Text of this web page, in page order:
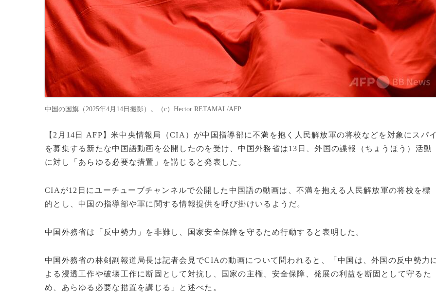
中国の国旗（2025年4月14日撮影）。（c）Hector RETAMAL/AFP
【2月14日 AFP】米中央情報局（CIA）が中国指導部に不満を抱く人民解放軍の将校などを対象にスパ
を募集する新たな中国語動画を公開したのを受け、中国外務省は13日、外国の諜報（ちょうほう）活動
に対し「あらゆる必要な措置」を講じると発表した。
CIAが12日にユーチューブチャンネルで公開した中国語の動画は、不満を抱える人民解放軍の将校を標
的とし、中国の指導部や軍に関する情報提供を呼び掛けいるようだ。
中国外務省は「反中勢力」を非難し、国家安全保障を守るため行動すると表明した。
中国外務省の林剣副報道局長は記者会見でCIAの動画について問われると、「中国は、外国の反中勢力
よる浸透工作や破壊工作に断固として対抗し、国家の主権、安全保障、発展の利益を断固として守るた
め、あらゆる必要な措置を講じる」と述べた。